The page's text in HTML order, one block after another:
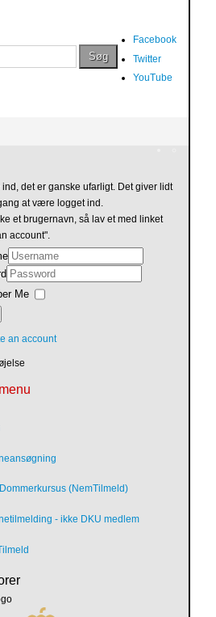
Søg
Facebook
Twitter
YouTube
ind, det er ganske ufarligt. Det giver lidt
at være logget ind.
et brugernavn, så lav et med linket
account".
Me
an account
(NemTilmeld)
- ikke DKU medlem